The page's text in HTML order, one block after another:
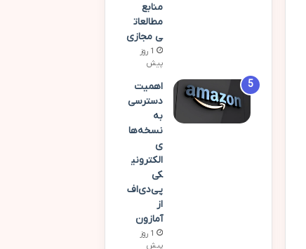
منابع
مطالعات
ی مجازی
1 روز
پیش
اهمیت
دسترسی
به
نسخه‌ها
ی
الکترونی
کی
پی‌دی‌اف
از
آمازون
1 روز
پیش